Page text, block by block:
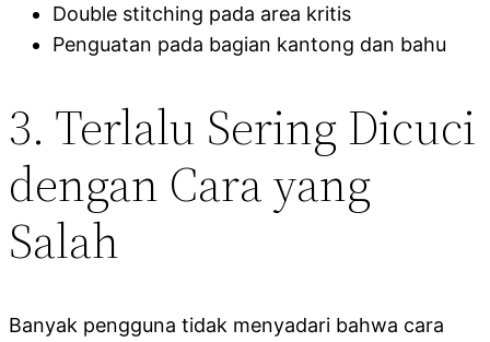
Double stitching pada area kritis
Penguatan pada bagian kantong dan bahu
3. Terlalu Sering Dicuci
dengan Cara yang
Salah
Banyak pengguna tidak menyadari bahwa cara